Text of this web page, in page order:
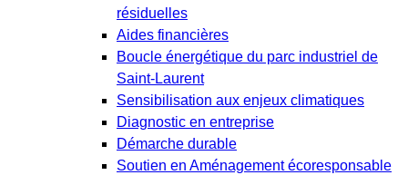
résiduelles
Aides financières
Boucle énergétique du parc industriel de
Saint-Laurent
Sensibilisation aux enjeux climatiques
Diagnostic en entreprise
Démarche durable
Soutien en Aménagement écoresponsable